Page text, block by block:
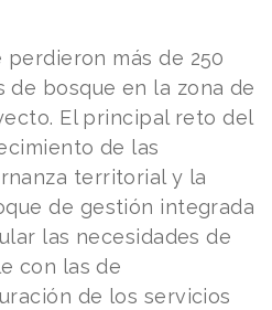
perdieron más de 250
de bosque en la zona de
El principal reto del
de las
territorial y la
de gestión integrada
las necesidades de
con las de
de los servicios